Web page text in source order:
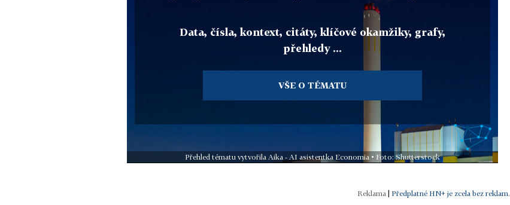
Data, čísla, kontext, citáty, klíčové okamžiky, grafy,
přehledy ...
VŠE O TÉMATU
Přehled tématu vytvořila Aika - AI asistentka Economia • Foto: Shutterstock
Předplatné HN+ je zcela bez reklam.